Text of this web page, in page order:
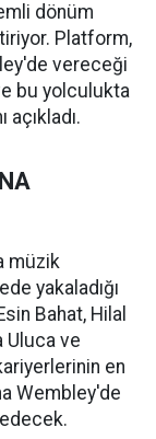
dönüm
Platform,
vereceği
bu yolculukta
açıkladı.
müzik
yakaladığı
Bahat, Hilal
Uluca ve
en
Wembley'de